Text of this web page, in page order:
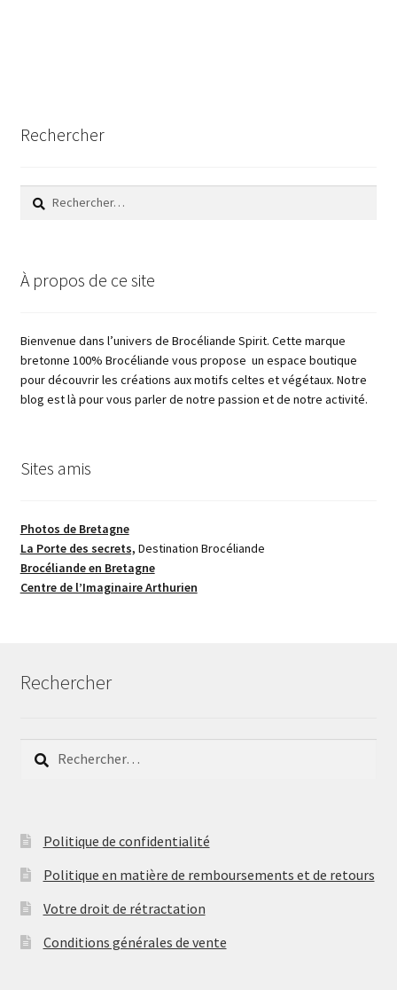
Rechercher
Rechercher :
À propos de ce site
Bienvenue dans l’univers de Brocéliande Spirit. Cette marque
bretonne 100% Brocéliande vous propose un espace boutique
pour découvrir les créations aux motifs celtes et végétaux. Notre
blog est là pour vous parler de notre passion et de notre activité.
Sites amis
Photos de Bretagne
La Porte des secrets, Destination Brocéliande
Brocéliande en Bretagne
Centre de l’Imaginaire Arthurien
Rechercher
Rechercher :
Politique de confidentialité
Politique en matière de remboursements et de retours
Votre droit de rétractation
Conditions générales de vente